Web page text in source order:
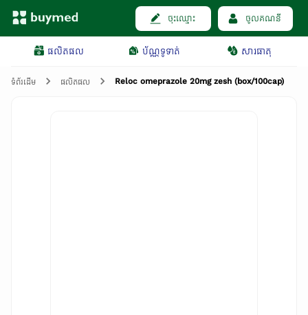
ចុះឈ្មោះ ចូលគណនី
ផលិតផល ប័ណ្ណទូទាត់ សារធាតុ
ទំព័រដើម ផលិតផល Reloc omeprazole 20mg zesh (box/100cap)